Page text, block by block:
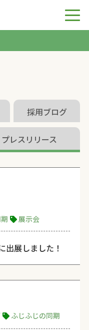
採用ブログ
プレスリリース
展示会
出展しました！
ふじふじの同期